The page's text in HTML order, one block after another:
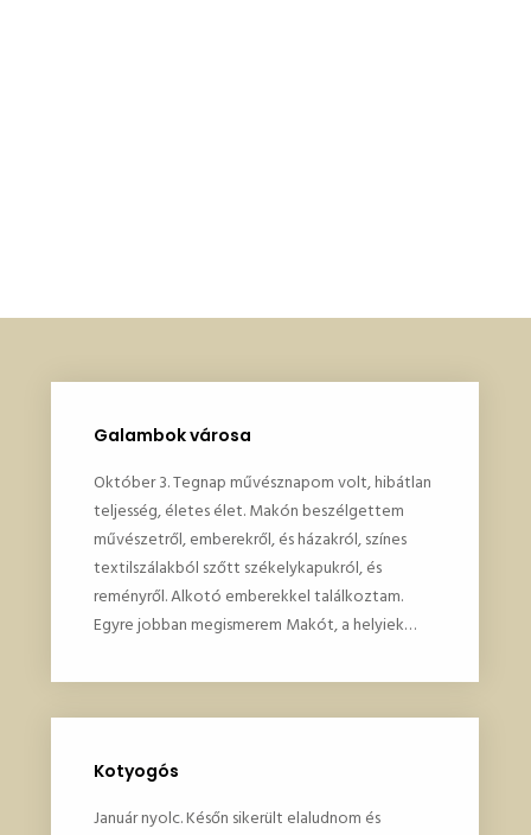
Galambok városa
Október 3. Tegnap művésznapom volt, hibátlan
teljesség, életes élet. Makón beszélgettem
művészetről, emberekről, és házakról, színes
textilszálakból szőtt székelykapukról, és
reményről. Alkotó emberekkel találkoztam.
Egyre jobban megismerem Makót, a helyiek…
Kotyogós
Január nyolc. Későn sikerült elaludnom és